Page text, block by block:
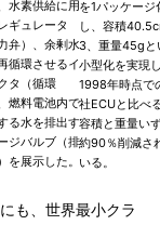
を1パッケージ
し、容積
3、重量45gと
小型化を実現
1998年時点で
社ECUと比べ
容積と重量い
約90％削減さ
いる。
水素供給に用
ギュレータ
力弁）、余剰水
循環させるイ
タ（循環
燃料電池内で
る水を排出す
ジバルブ（排
を展示した。
も、世界最小クラ